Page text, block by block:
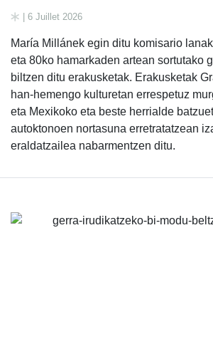
| 6 Juillet 2026
María Millánek egin ditu komisario
eta 80ko hamarkaden artean sortutako
biltzen ditu erakusketak. Erakusketak
han-hemengo kulturetan errespetuz
eta Mexikoko eta beste herrialde
autoktonoen nortasuna erretratatzean
eraldatzailea nabarmentzen ditu.